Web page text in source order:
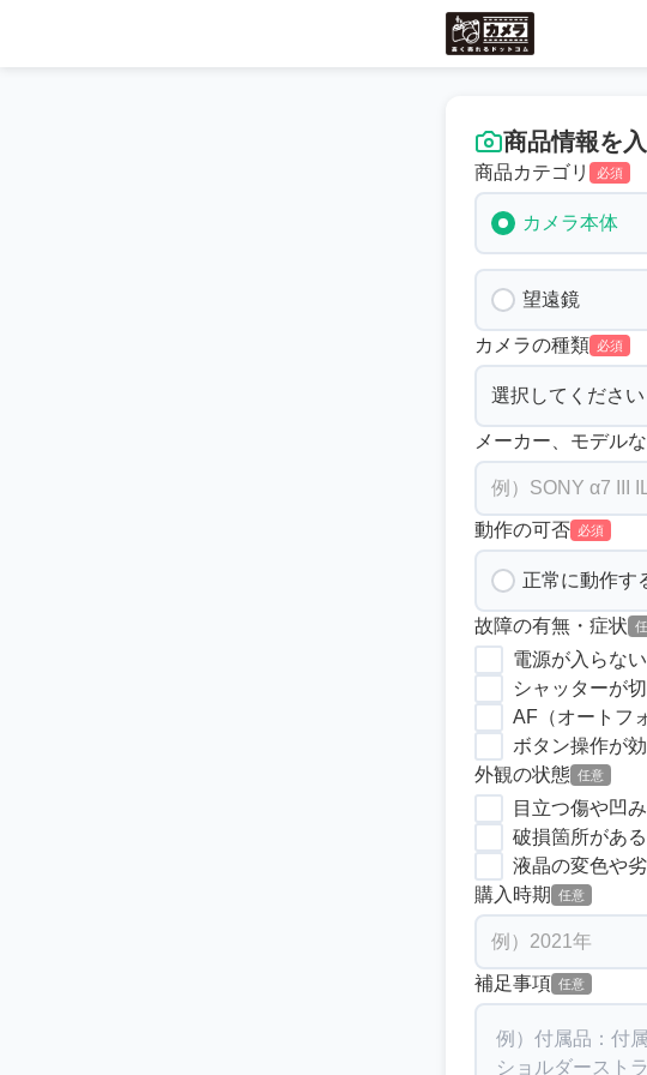
商品情報を
商品カテゴリ 必須
カメラ本体
望遠鏡
カメラの種類 必須
メーカー、モデル
動作の可否 必須
正常に動作す
故障の有無・症状
電源が入らない
シャッターが
AF（オートフ
ボタン操作が
外観の状態 任意
目立つ傷や凹
破損箇所がある
液晶の変色や
購入時期
任意
補足事項 任意